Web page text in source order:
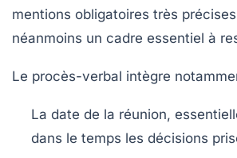
mentions obligatoires très
néanmoins un cadre essentiel à
Le procès-verbal intègre
La date de la réunion,
dans le temps les décisions